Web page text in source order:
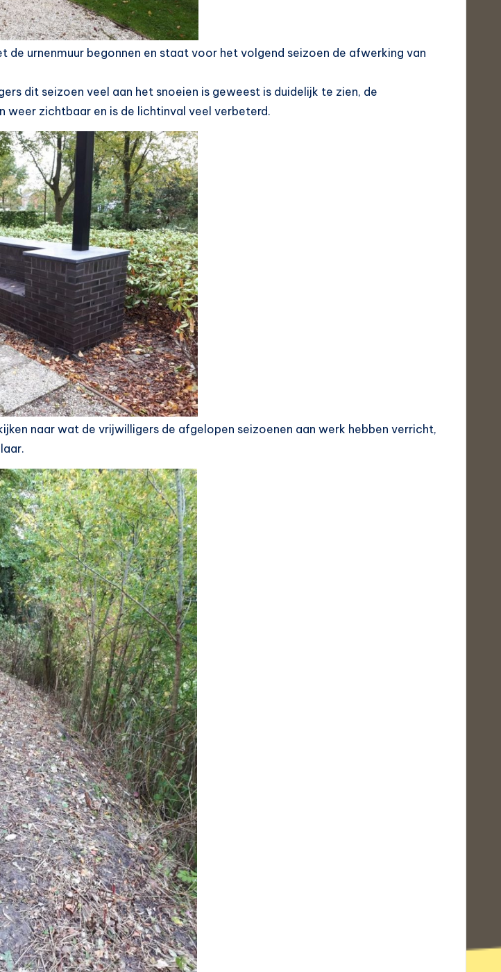
de urnenmuur begonnen en staat voor het volgend seizoen de afwerking van
dit seizoen veel aan het snoeien is geweest is duidelijk te zien, de
weer zichtbaar en is de lichtinval veel verbeterd.
naar wat de vrijwilligers de afgelopen seizoenen aan werk hebben verricht,